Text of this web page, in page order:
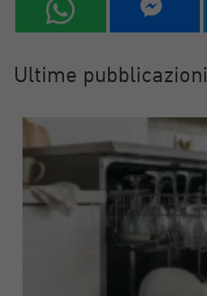
Ultime pubblicazioni